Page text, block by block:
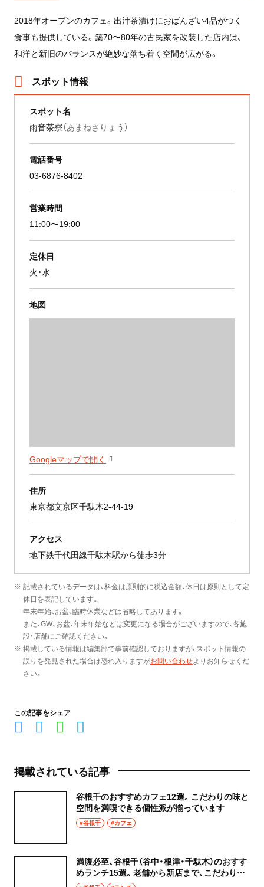
2018年オープンのカフェ。出汁茶漬けにおばんざい4品がつく
食事も提供している。築70〜80年の古民家を改装した店内は、
和洋と新旧のバランスが絶妙な落ち着く空間が広がる。
スポット情報
スポット名
雨音茶寮（あまねさりょう）
電話番号
03-6876-8402
営業時間
11:00〜19:00
定休日
火・水
地図
Googleマップで開く
住所
東京都文京区千駄木2-44-19
アクセス
地下鉄千代田線千駄木駅から徒歩3分
※ 記載されているデータは、料金は原則的に税込金額、休日は原則として定
休日を表記しています。
年末年始、お盆、臨時休業などは省略してあります。
また、GW、お盆、年末年始などは変更になる場合がございますので、各施
設・店舗にご確認ください。
※ 掲載している情報は編集部で事前確認しておりますが、スポット情報の
誤りを発見された場合は恐れ入りますがお問い合わせよりお知らせくだ
さい。
この記事をシェア
掲載されている記事
谷根千のおすすめカフェ12選。こだわりの味と
空間を満喫できる個性派が揃っています
#谷根千 #カフェ
満腹必至、谷根千（谷中・根津・千駄木）のおすす
めランチ15選。老舗から新店まで、こだわりの
味を堪能せよ